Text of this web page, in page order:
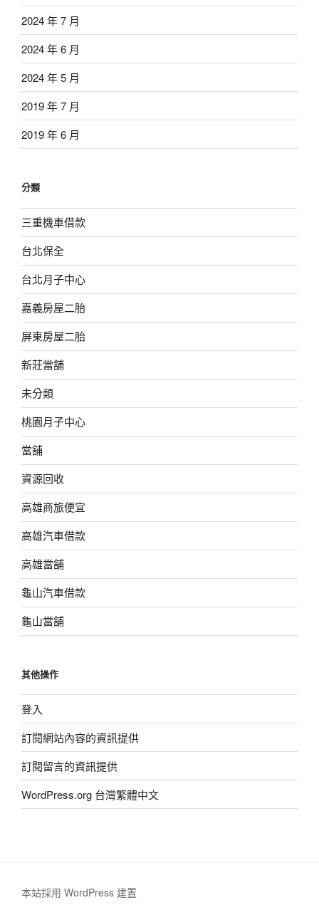
2024 年 7 月
2024 年 6 月
2024 年 5 月
2019 年 7 月
2019 年 6 月
分類
三重機車借款
台北保全
台北月子中心
嘉義房屋二胎
屏東房屋二胎
新莊當舖
未分類
桃園月子中心
當舖
資源回收
高雄商旅便宜
高雄汽車借款
高雄當舖
龜山汽車借款
龜山當舖
其他操作
登入
訂閱網站內容的資訊提供
訂閱留言的資訊提供
WordPress.org 台灣繁體中文
本站採用 WordPress 建置